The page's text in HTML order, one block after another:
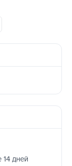
14 дней